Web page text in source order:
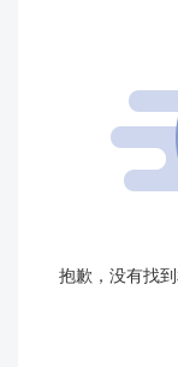
抱歉，没有找